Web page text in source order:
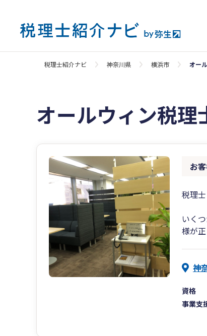
税理士紹介ナビ 神奈川県 横浜市 オー
オールウィン税
お
税理
いく
様が
神
資格
事業支